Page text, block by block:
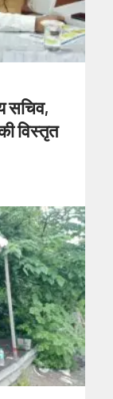
सचिव,
विस्तृत